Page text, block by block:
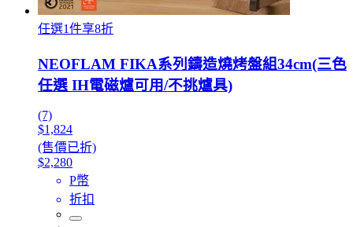
任選1件享8折
NEOFLAM FIKA系列鑄造燒烤盤組34cm(三色
任選 IH電磁爐可用/不挑爐具)
(7)
$1,824
(售價已折)
$2,280
P幣
折扣